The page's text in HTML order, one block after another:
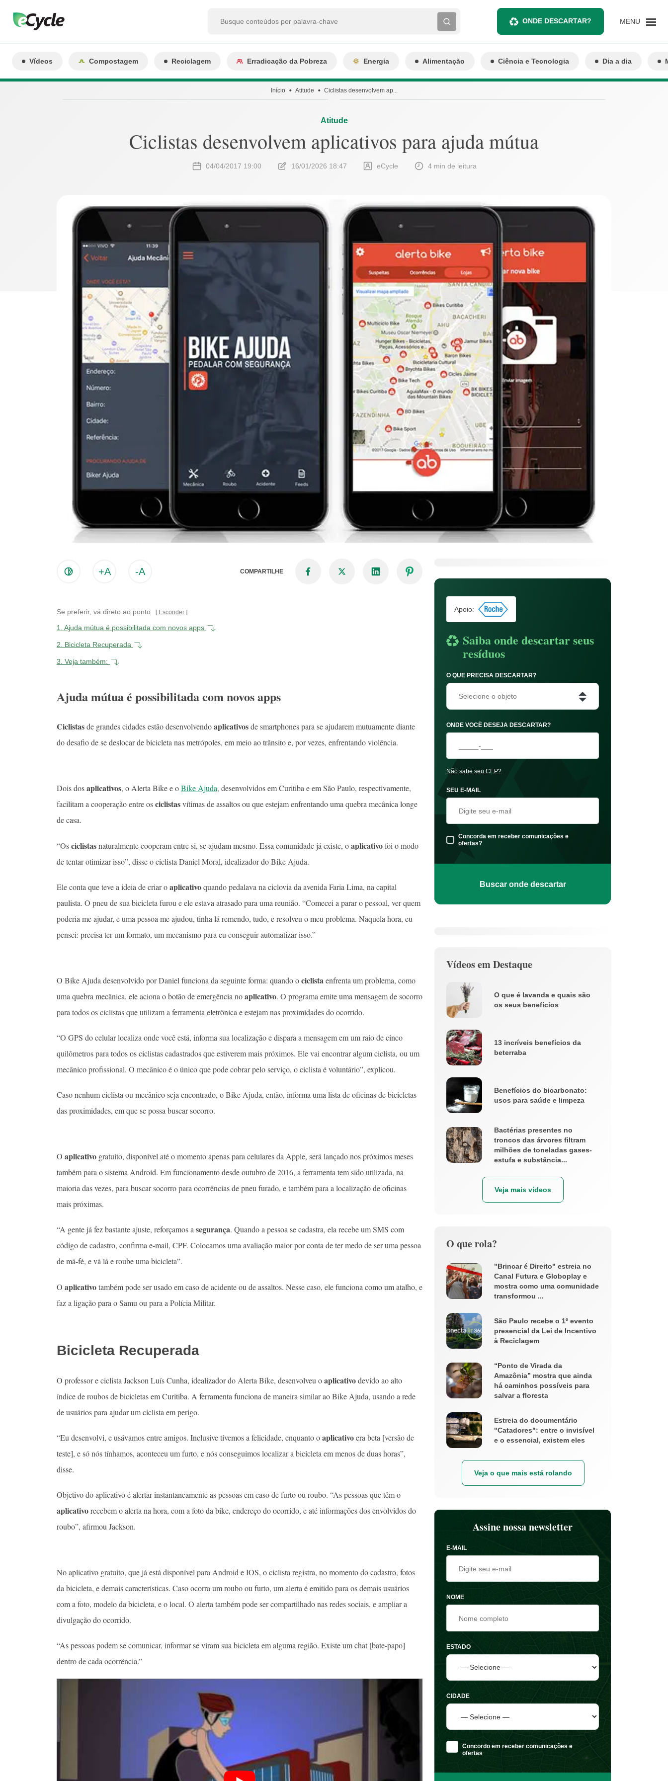
ONDE DESCARTAR? MENU
Vídeos Compostagem Reciclagem Erradicação da Pobreza Energia Alimentação Ciência e Tecnologia Dia a dia
Início Atitude Ciclistas desenvolvem ap...
Atitude
Ciclistas desenvolvem aplicativos para ajuda mútua
04/04/2017 19:00 16/01/2026 18:47 eCycle 4 min de leitura
+A -A COMPARTILHE
Se preferir, vá direto ao ponto Esconder
1. Ajuda mútua é possibilitada com novos apps
2. Bicicleta Recuperada
3. Veja também:
Ajuda mútua é possibilitada com novos apps
Ciclistasde grandes cidades estão desenvolvendoaplicativosde smartphones para se ajudarem mutuamente diante
do desafio de se deslocar de bicicleta nas metrópoles, em meio ao trânsito e, por vezes, enfrentando violência.
Dois dosaplicativos, o Alerta Bike e oBike Ajuda, desenvolvidos em Curitiba e em São Paulo, respectivamente,
facilitam a cooperação entre osciclistasvítimas de assaltos ou que estejam enfrentando uma quebra mecânica longe
de casa.
“Osciclistasnaturalmente cooperam entre si, se ajudam mesmo. Essa comunidade já existe, oaplicativofoi o modo
de tentar otimizar isso”, disse o ciclista Daniel Moral, idealizador do Bike Ajuda.
Ele conta que teve a ideia de criar oaplicativoquando pedalava na ciclovia da avenida Faria Lima, na capital
paulista. O pneu de sua bicicleta furou e ele estava atrasado para uma reunião. “Comecei a parar o pessoal, ver quem
poderia me ajudar, e uma pessoa me ajudou, tinha lá remendo, tudo, e resolveu o meu problema. Naquela hora, eu
pensei: precisa ter um formato, um mecanismo para eu conseguir automatizar isso.”
O Bike Ajuda desenvolvido por Daniel funciona da seguinte forma: quando ociclistaenfrenta um problema, como
uma quebra mecânica, ele aciona o botão de emergência noaplicativo. O programa emite uma mensagem de socorro
para todos os ciclistas que utilizam a ferramenta eletrônica e estejam nas proximidades do ocorrido.
“O GPS do celular localiza onde você está, informa sua localização e dispara a mensagem em um raio de cinco
quilômetros para todos os ciclistas cadastrados que estiverem mais próximos. Ele vai encontrar algum ciclista, ou um
mecânico profissional. O mecânico é o único que pode cobrar pelo serviço, o ciclista é voluntário”, explicou.
Caso nenhum ciclista ou mecânico seja encontrado, o Bike Ajuda, então, informa uma lista de oficinas de bicicletas
das proximidades, em que se possa buscar socorro.
O aplicativo gratuito, disponível até o momento apenas para celulares da Apple, será lançado nos próximos meses
também para o sistema Android. Em funcionamento desde outubro de 2016, a ferramenta tem sido utilizada, na
maioria das vezes, para buscar socorro para ocorrências de pneu furado, e também para a localização de oficinas
mais próximas.
“A gente já fez bastante ajuste, reforçamos asegurança. Quando a pessoa se cadastra, ela recebe um SMS com
código de cadastro, confirma e-mail, CPF. Colocamos uma avaliação maior por conta de ter medo de ser uma pessoa
de má-fé, e vá lá e roube uma bicicleta”.
O aplicativotambém pode ser usado em caso de acidente ou de assaltos. Nesse caso, ele funciona como um atalho, e
faz a ligação para o Samu ou para a Polícia Militar.
Bicicleta Recuperada
O professor e ciclista Jackson Luís Cunha, idealizador do Alerta Bike, desenvolveu oaplicativodevido ao alto
índice de roubos de bicicletas em Curitiba. A ferramenta funciona de maneira similar ao Bike Ajuda, usando a rede
de usuários para ajudar um ciclista em perigo.
“Eu desenvolvi, e usávamos entre amigos. Inclusive tivemos a felicidade, enquanto oaplicativoera beta [versão de
teste], e só nós tínhamos, aconteceu um furto, e nós conseguimos localizar a bicicleta em menos de duas horas”,
disse.
Objetivo do aplicativo é alertar instantaneamente as pessoas em caso de furto ou roubo. “As pessoas que têm o
aplicativorecebem o alerta na hora, com a foto da bike, endereço do ocorrido, e até informações dos envolvidos do
roubo”, afirmou Jackson.
No aplicativo gratuito, que já está disponível para Android e IOS, o ciclista registra, no momento do cadastro, fotos
da bicicleta, e demais características. Caso ocorra um roubo ou furto, um alerta é emitido para os demais usuários
com a foto, modelo da bicicleta, e o local. O alerta também pode ser compartilhado nas redes sociais, e ampliar a
divulgação do ocorrido.
“As pessoas podem se comunicar, informar se viram sua bicicleta em alguma região. Existe um chat [bate-papo]
dentro de cada ocorrência.”
Apoio:
Saiba onde descartar seus
resíduos
O QUE PRECISA DESCARTAR?
Selecione o objeto
ONDE VOCÊ DESEJA DESCARTAR?
Não sabe seu CEP?
SEU E-MAIL
Concorda em receber comunicações e
ofertas?
Buscar onde descartar
Vídeos em Destaque
O que é lavanda e quais são
os seus benefícios
13 incríveis benefícios da
beterraba
Benefícios do bicarbonato:
usos para saúde e limpeza
Bactérias presentes no
troncos das árvores filtram
milhões de toneladas gases-
estufa e substância...
Veja mais vídeos
O que rola?
"Brincar é Direito" estreia no
Canal Futura e Globoplay e
mostra como uma comunidade
transformou ...
São Paulo recebe o 1º evento
presencial da Lei de Incentivo
à Reciclagem
“Ponto de Virada da
Amazônia” mostra que ainda
há caminhos possíveis para
salvar a floresta
Estreia do documentário
"Catadores": entre o invisível
e o essencial, existem eles
Veja o que mais está rolando
Assine nossa newsletter
E-MAIL
NOME
ESTADO
CIDADE
Concordo em receber comunicações e
ofertas